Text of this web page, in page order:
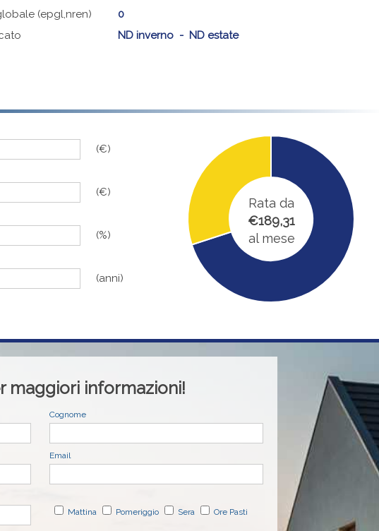
(epgl,nren)
0
ND inverno - ND estate
(€)
(€)
(%)
(anni)
Rata da
€189,31
al mese
maggiori informazioni!
Cognome
Email
Mattina
Pomeriggio Sera Ore Pasti